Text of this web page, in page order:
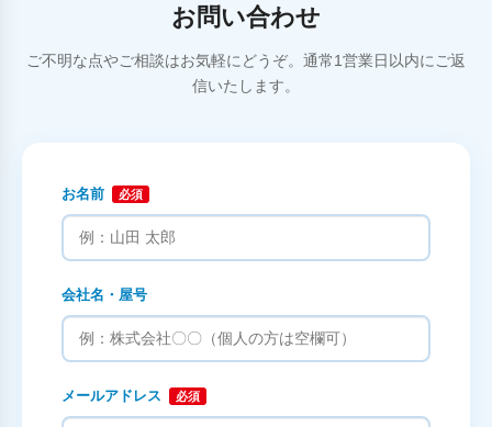
お問い合わせ
ご不明な点やご相談はお気軽にどうぞ。通常1営業日以内にご返
信いたします。
お名前 必須
会社名・屋号
メールアドレス 必須